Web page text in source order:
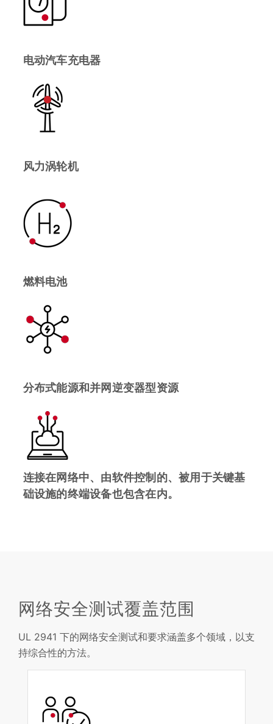
电动汽车充电器
风力涡轮机
燃料电池
分布式能源和并网逆变器型资源
连接在网络中、由软件控制的、被用于关键基
础设施的终端设备也包含在内。
网络安全测试覆盖范围
UL 2941 下的网络安全测试和要求涵盖多个领域，以支
持综合性的方法。